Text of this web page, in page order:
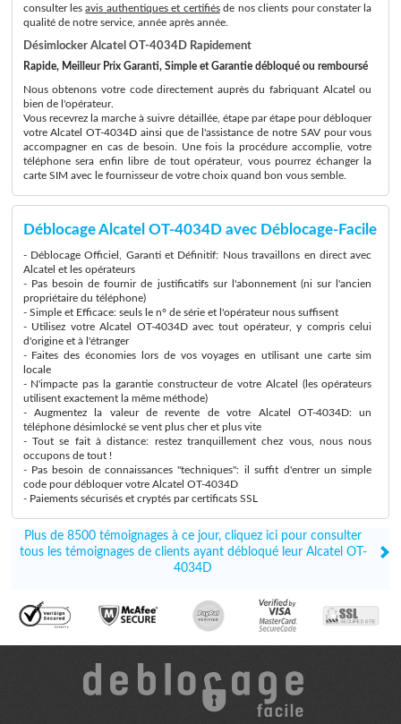
consulter lesavis authentiques et certifiésde nos clients pour constater la
qualité de notre service, année après année.
Désimlocker Alcatel OT-4034D Rapidement
Rapide, Meilleur Prix Garanti, Simple et Garantie débloqué ou remboursé
Nous obtenons votre code directement auprès du fabriquant Alcatel ou
bien de l'opérateur.
Vous recevrez la marche à suivre détaillée, étape par étape pour débloquer
votre Alcatel OT-4034D ainsi que de l'assistance de notre SAV pour vous
accompagner en cas de besoin. Une fois la procédure accomplie, votre
téléphone sera enfin libre de tout opérateur, vous pourrez échanger la
carte SIM avec le fournisseur de votre choix quand bon vous semble.
Déblocage Alcatel OT-4034D avec Déblocage-Facile
- Déblocage Officiel, Garanti et Définitif: Nous travaillons en direct avec
Alcatel et les opérateurs
- Pas besoin de fournir de justificatifs sur l'abonnement (ni sur l'ancien
propriétaire du téléphone)
- Simple et Efficace: seuls le n° de série et l'opérateur nous suffisent
- Utilisez votre Alcatel OT-4034D avec tout opérateur, y compris celui
d'origine et à l'étranger
- Faites des économies lors de vos voyages en utilisant une carte sim
locale
- N'impacte pas la garantie constructeur de votre Alcatel (les opérateurs
utilisent exactement la même méthode)
- Augmentez la valeur de revente de votre Alcatel OT-4034D: un
téléphone désimlocké se vent plus cher et plus vite
- Tout se fait à distance: restez tranquillement chez vous, nous nous
occupons de tout !
- Pas besoin de connaissances "techniques": il suffit d'entrer un simple
code pour débloquer votre Alcatel OT-4034D
- Paiements sécurisés et cryptés par certificats SSL
Plus de 8500 témoignages à ce jour, cliquez ici pour consulter
tous les témoignages de clients ayant débloqué leur Alcatel OT-
4034D